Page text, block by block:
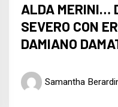
ALDA MERINI…
SEVERO CON
DAMIANO
Samantha